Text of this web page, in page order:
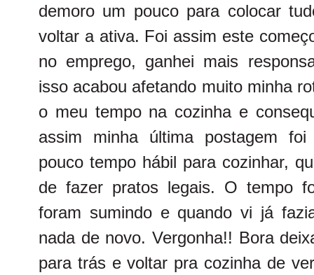
demoro um pouco para colocar
voltar a ativa. Foi assim este
no emprego, ganhei mais
isso acabou afetando muito minha
o meu tempo na cozinha e
assim minha última postagem
pouco tempo hábil para cozinhar,
de fazer pratos legais. O tempo
foram sumindo e quando vi já
nada de novo. Vergonha!! Bora
para trás e voltar pra cozinha de